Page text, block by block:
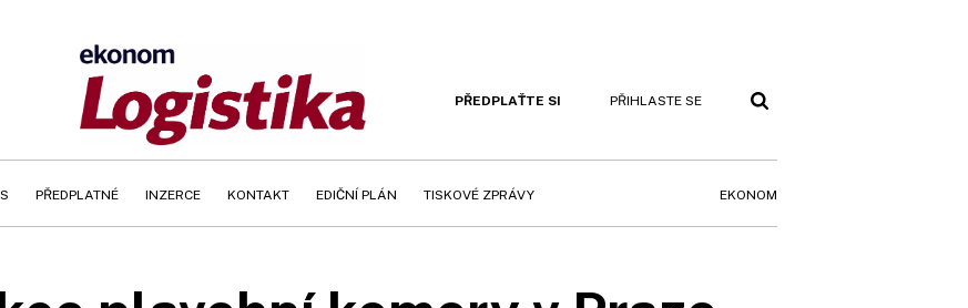
PŘEDPLAŤTE SI PŘIHLASTE SE
PŘEDPLATNÉ INZERCE KONTAKT EDIČNÍ PLÁN TISKOVÉ ZPRÁVY EKONOM